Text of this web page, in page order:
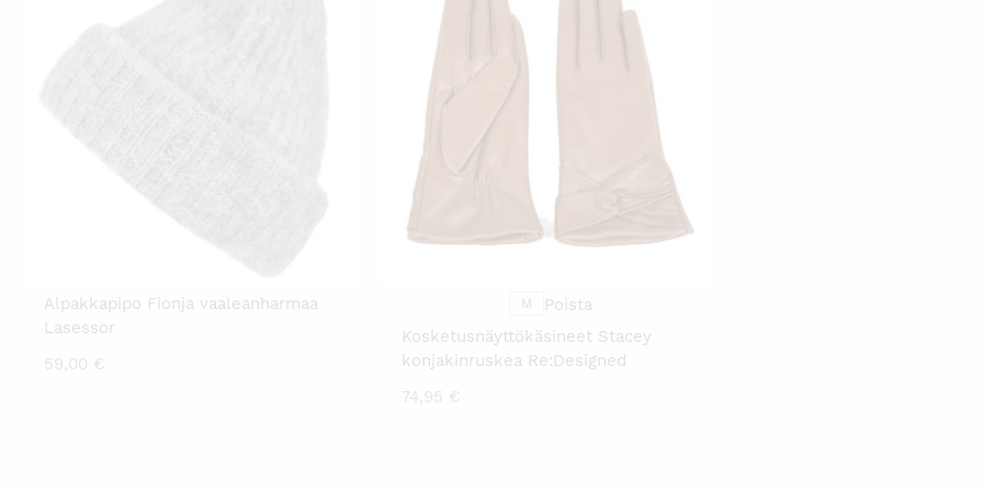
Alpakkapipo Fionja vaaleanharmaa
Lasessor
59,00 €
TUOTTEELLA
MUUNNELMA.
TEHDÄ
SIVULLA.
M
Poista
Kosketusnäyttökäsineet Stacey
konjakinruskea Re:Designed
74,95 €